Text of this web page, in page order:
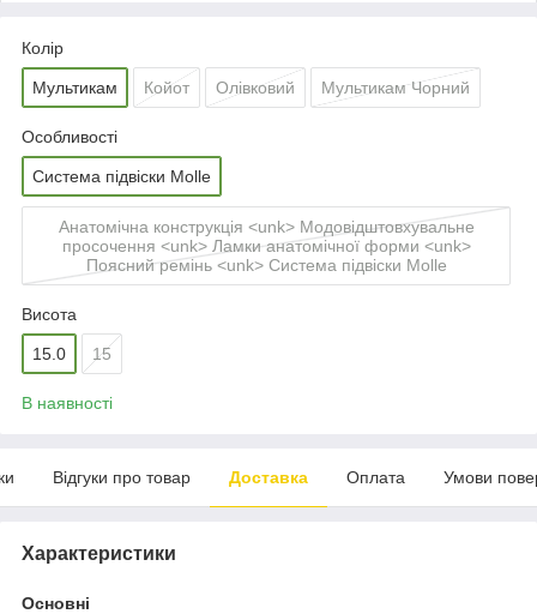
Колір
Мультикам Койот Олівковий Мультикам Чорний
Особливості
Система підвіски Molle
Анатомічна конструкція <unk> Модовідштовхувальне
просочення <unk> Ламки анатомічної форми <unk>
Поясний ремінь <unk> Система підвіски Molle
Висота
15.0 15
В наявності
Відгуки про товар Доставка Оплата Умови
Характеристики
Основні